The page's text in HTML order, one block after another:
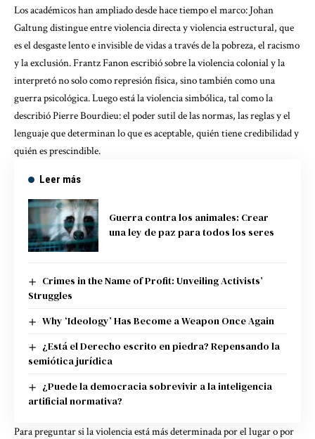
Los académicos han ampliado desde hace tiempo el marco: Johan
Galtung distingue entre violencia directa yviolencia estructural, que
es el desgaste lento e invisible de vidas a través de la pobreza, el racismo
y la exclusión. Frantz Fanon escribió sobre laviolencia colonialy la
interpretó no solo como represión física, sino también como una
guerra psicológica. Luego está laviolencia simbólica, tal como la
describió Pierre Bourdieu: el poder sutil de las normas, las reglas y el
lenguaje que determinan lo que es aceptable, quién tiene credibilidad y
quién es prescindible.
Leer más
Guerra contra los animales: Crear
una ley de paz para todos los seres
Crimes in the Name of Profit: Unveiling Activists’
Struggles
Why ‘Ideology’ Has Become a Weapon Once Again
¿Está el Derecho escrito en piedra? Repensando la
semiótica jurídica
¿Puede la democracia sobrevivir a la inteligencia
artificial normativa?
Para preguntar si la violencia está más determinada por el lugar o por